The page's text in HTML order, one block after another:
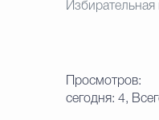
Просмотров:
сегодня: 4,